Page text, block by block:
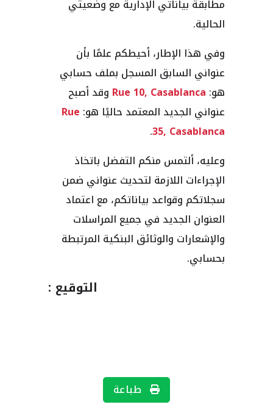
مطابقة بياناتي الإدارية مع وضعيتي
الحالية.
وفي هذا الإطار، أحيطكم علمًا بأن
عنواني السابق المسجل بملف حسابي
هو: Rue 10, Casablanca وقد أصبح
عنواني الجديد المعتمد حاليًا هو: Rue
35, Casablanca
.
وعليه، ألتمس منكم التفضل باتخاذ
الإجراءات اللازمة لتحديث عنواني ضمن
سجلاتكم وقواعد بياناتكم، مع اعتماد
العنوان الجديد في جميع المراسلات
والإشعارات والوثائق البنكية المرتبطة
بحسابي.
التوقيع :
طباعة